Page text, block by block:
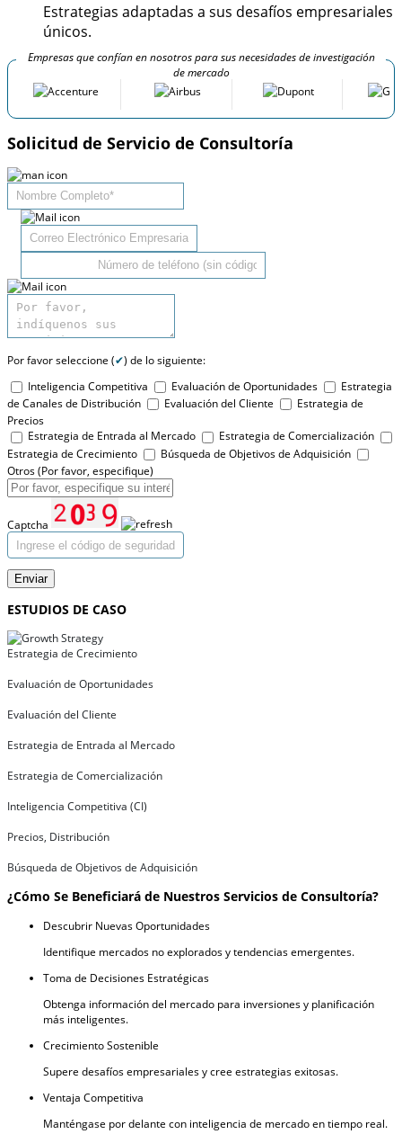
Estrategias adaptadas a sus desafíos empresariales
únicos.
Empresas que confían en nosotros para sus necesidades de investigación
de mercado
Solicitud de Servicio de Consultoría
Por favor seleccione (✔) de lo siguiente:
Inteligencia Competitiva
Evaluación de Oportunidades
Estrategia
de Canales de Distribución
Evaluación del Cliente
Estrategia de
Precios
Estrategia de Entrada al Mercado
Estrategia de Comercialización
Estrategia de Crecimiento
Búsqueda de Objetivos de Adquisición
Otros (Por favor, especifique)
Captcha
Enviar
ESTUDIOS DE CASO
Estrategia de Crecimiento
Evaluación de Oportunidades
Evaluación del Cliente
Estrategia de Entrada al Mercado
Estrategia de Comercialización
Inteligencia Competitiva (CI)
Precios, Distribución
Búsqueda de Objetivos de Adquisición
¿Cómo Se Beneficiará de Nuestros Servicios de Consultoría?
Descubrir Nuevas Oportunidades
Identifique mercados no explorados y tendencias emergentes.
Toma de Decisiones Estratégicas
Obtenga información del mercado para inversiones y planificación
más inteligentes.
Crecimiento Sostenible
Supere desafíos empresariales y cree estrategias exitosas.
Ventaja Competitiva
Manténgase por delante con inteligencia de mercado en tiempo real.